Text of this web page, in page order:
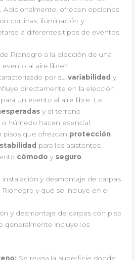
Adicionalmente, ofrecen opciones
cortinas, iluminación y
a diferentes tipos de eventos.
Rionegro a la elección de una
al aire libre?
por suvariabilidad y
directamente en la elección
un evento al aire libre. La
y el terreno
húmedo hacen esencial
pisos que ofrezcan protección
para los asistentes,
cómodo y seguro
instalación y desmontaje de carpas
y qué se incluye en el
y desmontaje de carpas con piso
generalmente incluye los
: Se revisa la superficie donde